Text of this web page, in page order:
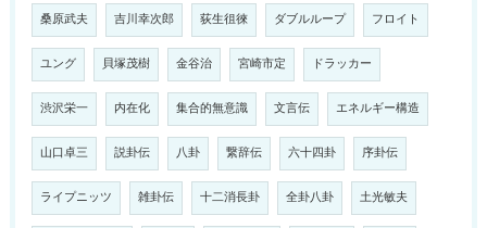
桑原武夫 吉川幸次郎 荻生徂徠 ダブルループ フロイト
ユング 貝塚茂樹 金谷治 宮崎市定 ドラッカー
渋沢栄一 内在化 集合的無意識 文言伝 エネルギー構造
山口卓三 説卦伝 八卦 繋辞伝 六十四卦 序卦伝
ライプニッツ 雑卦伝 十二消長卦 全卦八卦 土光敏夫